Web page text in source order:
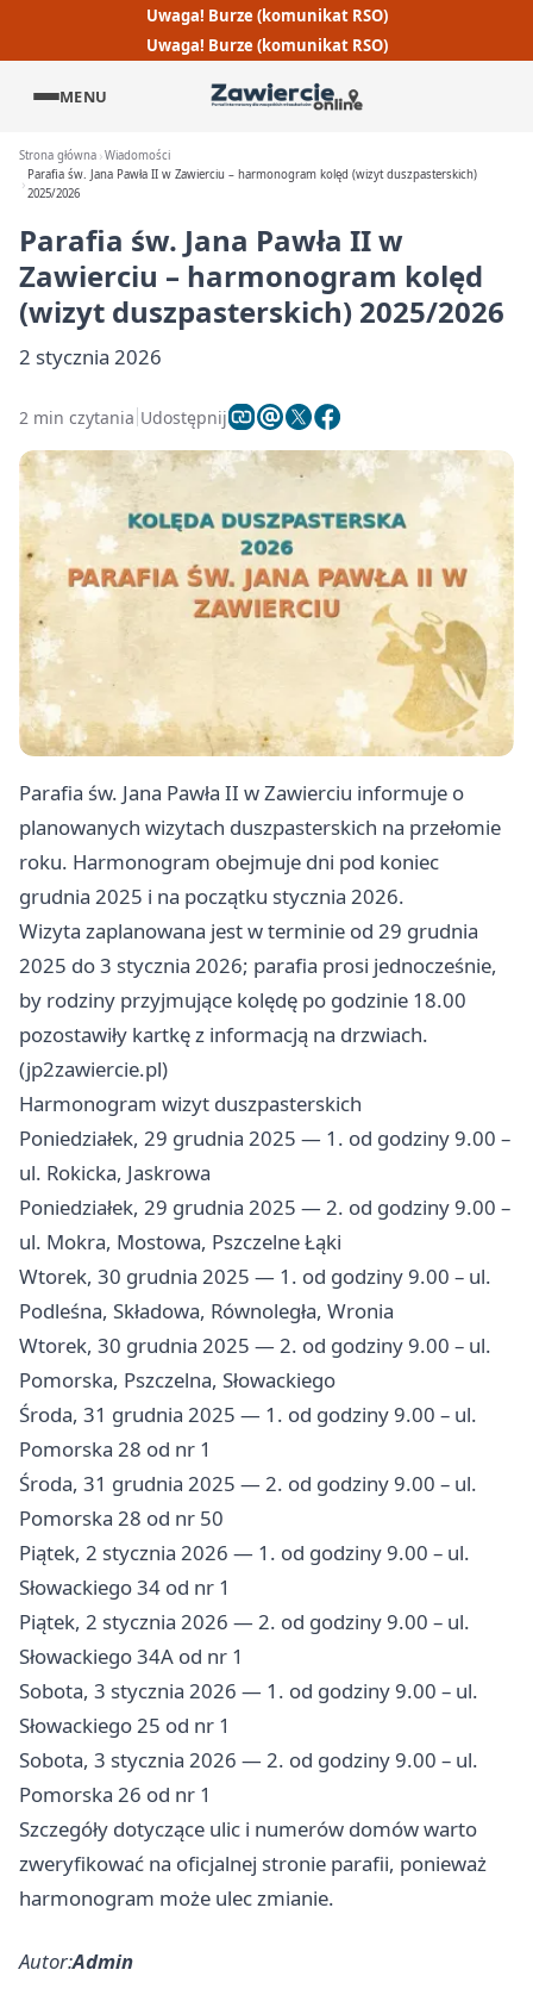
Uwaga! Burze (komunikat RSO)
Uwaga! Burze (komunikat RSO)
MENU
Strona główna Wiadomości
Parafia św. Jana Pawła II w Zawierciu – harmonogram kolęd (wizyt duszpasterskich)
2025/2026
Parafia św. Jana Pawła II w
Zawierciu – harmonogram kolęd
(wizyt duszpasterskich) 2025/2026
2 stycznia 2026
2 min czytania Udostępnij
Parafia św. Jana Pawła II w Zawierciu informuje o
planowanych wizytach duszpasterskich na przełomie
roku. Harmonogram obejmuje dni pod koniec
grudnia 2025 i na początku stycznia 2026.
Wizyta zaplanowana jest w terminie od 29 grudnia
2025 do 3 stycznia 2026; parafia prosi jednocześnie,
by rodziny przyjmujące kolędę po godzinie 18.00
pozostawiły kartkę z informacją na drzwiach.
(jp2zawiercie.pl)
Harmonogram wizyt duszpasterskich
Poniedziałek, 29 grudnia 2025 — 1. od godziny 9.00 –
ul. Rokicka, Jaskrowa
Poniedziałek, 29 grudnia 2025 — 2. od godziny 9.00 –
ul. Mokra, Mostowa, Pszczelne Łąki
Wtorek, 30 grudnia 2025 — 1. od godziny 9.00 – ul.
Podleśna, Składowa, Równoległa, Wronia
Wtorek, 30 grudnia 2025 — 2. od godziny 9.00 – ul.
Pomorska, Pszczelna, Słowackiego
Środa, 31 grudnia 2025 — 1. od godziny 9.00 – ul.
Pomorska 28 od nr 1
Środa, 31 grudnia 2025 — 2. od godziny 9.00 – ul.
Pomorska 28 od nr 50
Piątek, 2 stycznia 2026 — 1. od godziny 9.00 – ul.
Słowackiego 34 od nr 1
Piątek, 2 stycznia 2026 — 2. od godziny 9.00 – ul.
Słowackiego 34A od nr 1
Sobota, 3 stycznia 2026 — 1. od godziny 9.00 – ul.
Słowackiego 25 od nr 1
Sobota, 3 stycznia 2026 — 2. od godziny 9.00 – ul.
Pomorska 26 od nr 1
Szczegóły dotyczące ulic i numerów domów warto
zweryfikować na oficjalnej stronie parafii, ponieważ
harmonogram może ulec zmianie.
Autor:Admin